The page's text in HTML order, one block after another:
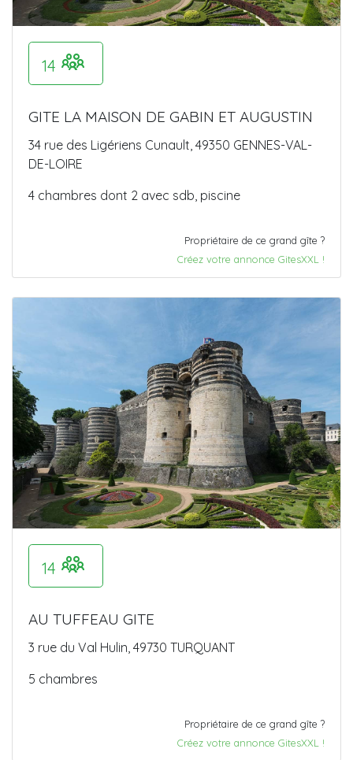
14
GITE LA MAISON DE GABIN ET AUGUSTIN
34 rue des Ligériens Cunault, 49350 GENNES-VAL-
DE-LOIRE
4 chambres dont 2 avec sdb, piscine
Propriétaire de ce grand gîte ?
Créez votre annonce GitesXXL !
14
AU TUFFEAU GITE
3 rue du Val Hulin, 49730 TURQUANT
5 chambres
Propriétaire de ce grand gîte ?
Créez votre annonce GitesXXL !